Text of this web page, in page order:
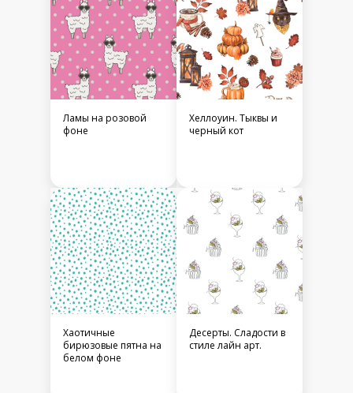
Ламы на розовой
фоне
Хеллоуин. Тыквы и
черный кот
Хаотичные
бирюзовые пятна на
белом фоне
Десерты. Сладости в
стиле лайн арт.